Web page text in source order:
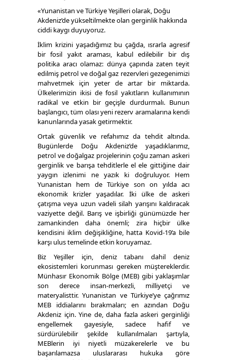
«Yunanistan ve Türkiye Yeşilleri olarak, Doğu
Akdeniz’de yükseltilmekte olan gerginlik hakkında
ciddi kaygı duyuyoruz.
İklim krizini yaşadığımız bu çağda, ısrarla agresif
bir fosil yakıt araması, kabul edilebilir bir dış
politika aracı olamaz: dünya çapında zaten teyit
edilmiş petrol ve doğal gaz rezervleri gezegenimizi
mahvetmek için yeter de artar bir miktarda.
Ülkelerimizin ikisi de fosil yakıtların kullanımının
radikal ve etkin bir geçişle durdurmalı. Bunun
başlangıcı, tüm olası yeni rezerv aramalarına kendi
kanunlarında yasak getirmektir.
Ortak güvenlik ve refahımız da tehdit altında.
Bugünlerde Doğu Akdeniz’de yaşadıklarımız,
petrol ve doğalgaz projelerinin çoğu zaman askeri
gerginlik ve barışa tehditlerle el ele gittiğine dair
yaygın izlenimi ne yazık ki doğruluyor. Hem
Yunanistan hem de Türkiye son on yılda acı
ekonomik krizler yaşadılar. İki ülke de askeri
çatışma veya uzun vadeli silah yarışını kaldıracak
vaziyette değil. Barış ve işbirliği günümüzde her
zamankinden daha önemli; zira hiçbir ülke
kendisini iklim değişikliğine, hatta Kovid-19’a bile
karşı ulus temelinde etkin koruyamaz.
Biz Yeşiller için, deniz tabanı dahil deniz
ekosistemleri korunması gereken müştereklerdir.
Münhasır Ekonomik Bölge (MEB) gibi yaklaşımlar
son derece insan-merkezli, milliyetçi ve
materyalisttir. Yunanistan ve Türkiye’ye çağrımız
MEB iddialarını bırakmaları; en azından Doğu
Akdeniz için. Yine de, daha fazla askeri gerginliği
engellemek gayesiyle, sadece hafif ve
sürdürülebilir şekilde kullanılmaları şartıyla,
MEBlerin iyi niyetli müzakerelerle ve bu
başarılamazsa uluslararası hukuka göre